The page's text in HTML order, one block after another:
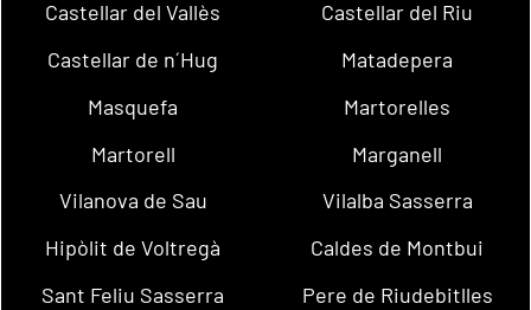
Castellar del Vallès
Castellar del Riu
Castellar de n´Hug
Matadepera
Masquefa
Martorelles
Martorell
Marganell
Vilanova de Sau
Vilalba Sasserra
Hipòlit de Voltregà
Caldes de Montbui
Sant Feliu Sasserra
Pere de Riudebitlles